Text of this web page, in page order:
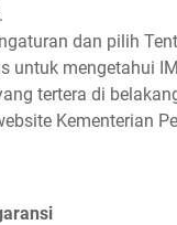
dan pilih
untuk mengetahui
tertera di
Kementerian